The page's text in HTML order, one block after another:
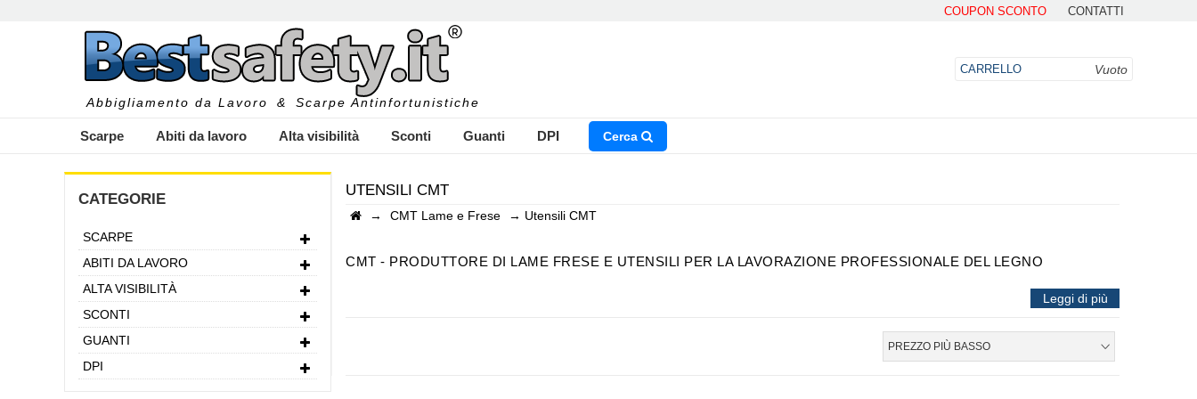
COUPON SCONTO CONTATTI
Abbigliamento da Lavoro & Scarpe Antinfortunistiche
CARRELLO Vuoto
Scarpe Abiti da lavoro Alta visibilità Sconti Guanti DPI Cerca
CATEGORIE
SCARPE
ABITI DA LAVORO
ALTA VISIBILITÀ
SCONTI
GUANTI
DPI
UTENSILI CMT
→ CMT Lame e Frese → Utensili CMT
CMT - PRODUTTORE DI LAME FRESE E UTENSILI PER LA LAVORAZIONE PROFESSIONALE DEL LEGNO
CMT è un'azienda leader nel settore della produzione di lame, frese ed utensili di alta qualità per la lavorazione professionale del legno.
Leggi di più
PREZZO PIÙ BASSO